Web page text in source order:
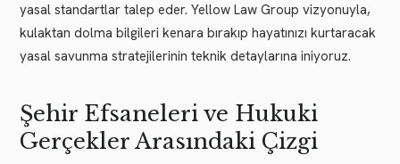
yasal standartlar talep eder. Yellow Law Group vizyonuyla,
kulaktan dolma bilgileri kenara bırakıp hayatınızı kurtaracak
yasal savunma stratejilerinin teknik detaylarına iniyoruz.
Şehir Efsaneleri ve Hukuki
Gerçekler Arasındaki Çizgi